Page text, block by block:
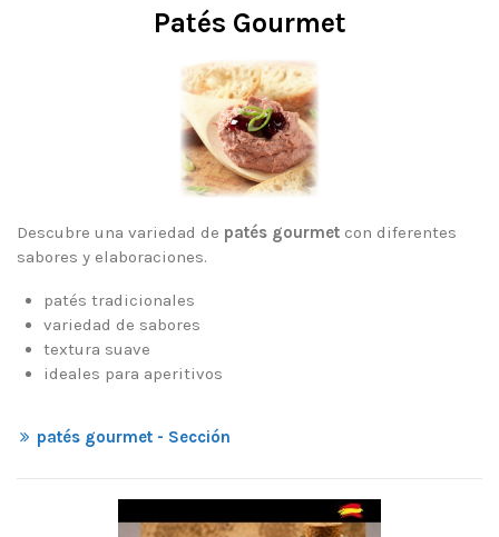
Patés Gourmet
Descubre una variedad de patés gourmet con diferentes
sabores y elaboraciones.
patés tradicionales
variedad de sabores
textura suave
ideales para aperitivos
patés gourmet - Sección